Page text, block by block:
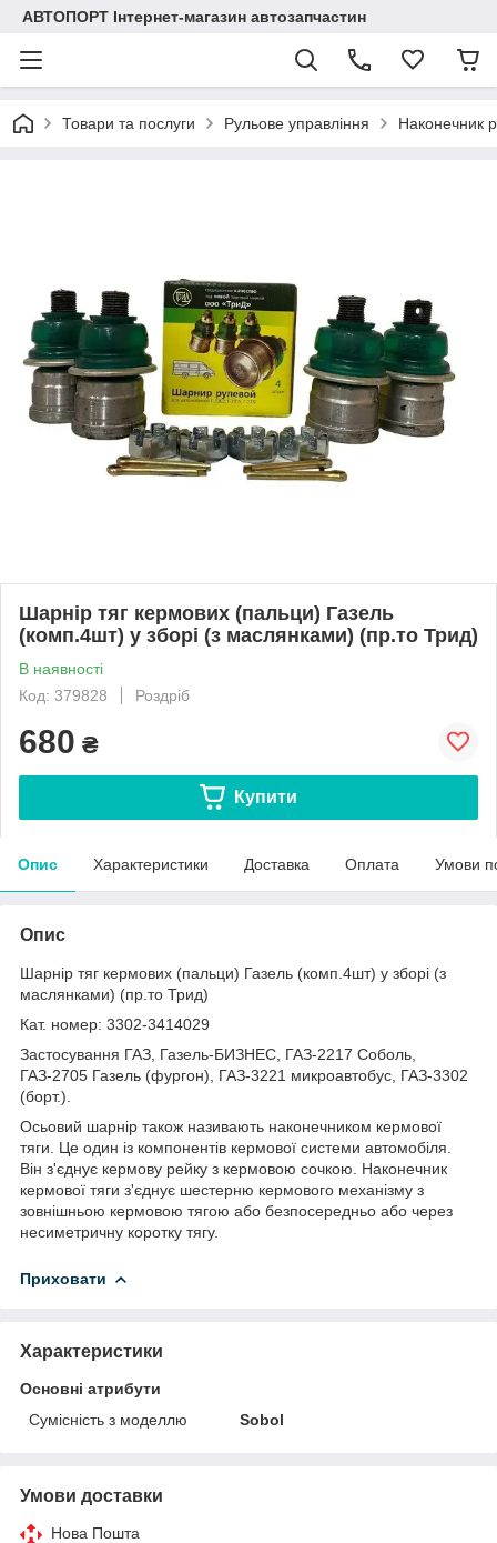
АВТОПОРТ Інтернет-магазин автозапчастин
Товари та послуги Рульове управління Наконечник
Шарнір тяг кермових (пальци) Газель
(комп.4шт) у зборі (з маслянками) (пр.то Трид)
В наявності
Код: 379828
Роздріб
680 ₴
Купити
Опис Характеристики Доставка Оплата Умови
Опис
Шарнір тяг кермових (пальци) Газель (комп.4шт) у зборі (з
маслянками) (пр.то Трид)
Кат. номер: 3302-3414029
Застосування ГАЗ, Газель-БИЗНЕС, ГАЗ-2217 Соболь,
ГАЗ-2705 Газель (фургон), ГАЗ-3221 микроавтобус, ГАЗ-3302
(борт.).
Осьовий шарнір також називають наконечником кермової
тяги. Це один із компонентів кермової системи автомобіля.
Він з'єднує кермову рейку з кермовою сочкою. Наконечник
кермової тяги з'єднує шестерню кермового механізму з
зовнішньою кермовою тягою або безпосередньо або через
несиметричну коротку тягу.
Приховати
Характеристики
Основні атрибути
Сумісність з моделлю
Sobol
Умови доставки
Нова Пошта